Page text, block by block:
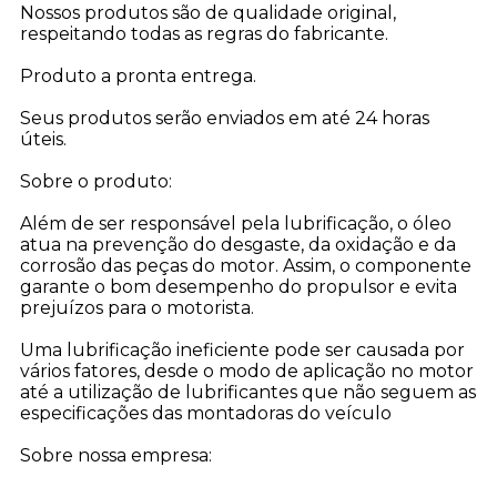
Nossos produtos são de qualidade original,
respeitando todas as regras do fabricante.
Produto a pronta entrega.
Seus produtos serão enviados em até 24 horas
úteis.
Sobre o produto:
Além de ser responsável pela lubrificação, o óleo
atua na prevenção do desgaste, da oxidação e da
corrosão das peças do motor. Assim, o componente
garante o bom desempenho do propulsor e evita
prejuízos para o motorista.
Uma lubrificação ineficiente pode ser causada por
vários fatores, desde o modo de aplicação no motor
até a utilização de lubrificantes que não seguem as
especificações das montadoras do veículo
Sobre nossa empresa: